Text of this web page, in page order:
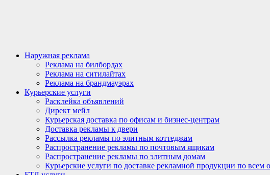
Наружная реклама
Реклама на билбордах
Реклама на ситилайтах
Реклама на брандмауэрах
Курьерские услуги
Расклейка объявлений
Директ мейл
Курьерская доставка по офисам и бизнес-центрам
Доставка рекламы к двери
Рассылка рекламы по элитным коттеджам
Распространение рекламы по почтовым ящикам
Распространение рекламы по элитным домам
Курьерские услуги по доставке рекламной продукции по всем